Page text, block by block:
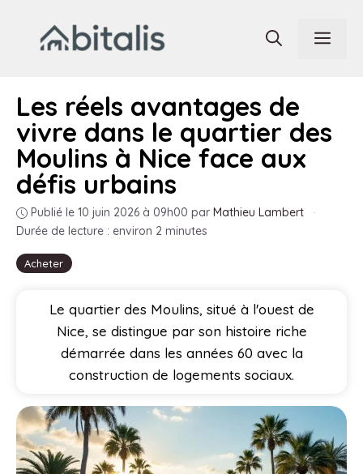
contenu
Acheter
Les réels avantages de
vivre dans le quartier des
Moulins à Nice face aux
défis urbains
Publié le 10 juin 2026 à 09h00 par Mathieu Lambert
·
Durée de lecture : environ 2 minutes
Le quartier des Moulins, situé à l'ouest de
Nice, se distingue par son histoire riche
démarrée dans les années 60 avec la
construction de logements sociaux.